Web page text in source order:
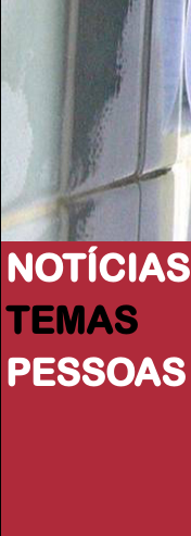
NOTÍCIAS
TEMAS
PESSOAS